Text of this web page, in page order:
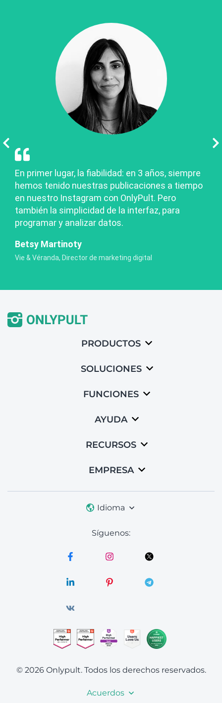
En primer lugar, la fiabilidad: en 3 años, siempre
hemos tenido nuestras publicaciones a tiempo
en nuestro Instagram con OnlyPult. Pero
también la simplicidad de la interfaz, para
programar y analizar datos.
Betsy Martinoty
Vie & Véranda, Director de marketing digital
PRODUCTOS
SOLUCIONES
FUNCIONES
AYUDA
RECURSOS
EMPRESA
Idioma
Síguenos:
© 2026 Onlypult. Todos los derechos reservados.
Acuerdos